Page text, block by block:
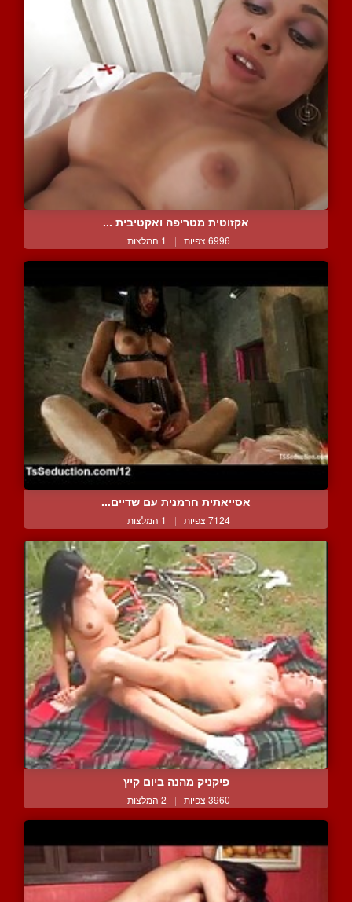
אקזוטית מטריפה ואקטיבית ...
6996 צפיות | 1 המלצות
אסייאתית חרמנית עם שדיים...
7124 צפיות | 1 המלצות
פיקניק מהנה ביום קיץ
3960 צפיות | 2 המלצות